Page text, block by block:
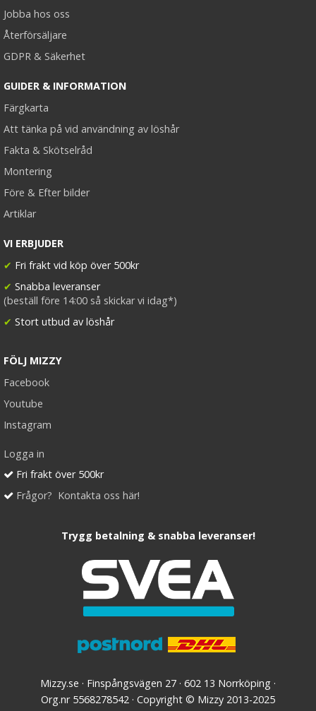
Jobba hos oss
Återförsäljare
GDPR & Säkerhet
GUIDER & INFORMATION
Färgkarta
Att tänka på vid användning av löshår
Fakta & Skötselråd
Montering
Före & Efter bilder
Artiklar
VI ERBJUDER
✔ Fri frakt vid köp över 500kr
✔ Snabba leveranser
(beställ före 14:00 så skickar vi idag*)
✔ Stort utbud av löshår
FÖLJ MIZZY
Facebook
Youtube
Instagram
Logga in
Fri frakt över 500kr
Frågor? Kontakta oss här!
Trygg betalning & snabba leveranser!
Mizzy.se · Finspångsvägen 27 · 602 13 Norrköping ·
Org.nr 5568278542 · Copyright © Mizzy 2013-2025